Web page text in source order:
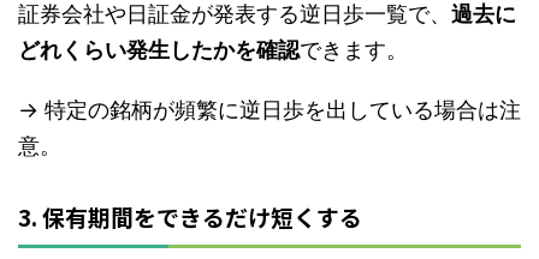
証券会社や日証金が発表する逆日歩一覧で、 過去に
どれくらい発生したかを確認できます。
→ 特定の銘柄が頻繁に逆日歩を出している場合は注
意。
3. 保有期間をできるだけ短くする